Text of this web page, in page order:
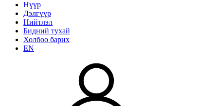
Нүүр
Дэлгүүр
Нийтлэл
Бидний тухай
Холбоо барих
EN